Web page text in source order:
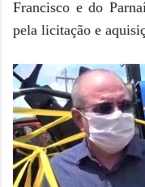
Francisco e do
pela licitação e